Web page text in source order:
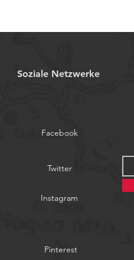
Soziale Netzwerke
Facebook
Twitter
Instagram
Pinterest